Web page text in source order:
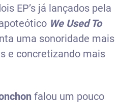
EP’s já lançados pela
We Used To
uma sonoridade mais
e concretizando mais
falou um pouco